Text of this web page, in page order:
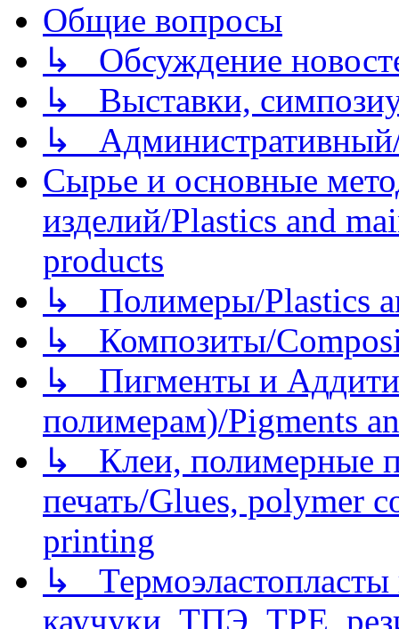
Общие вопросы
↳ Обсуждение
↳ Выставки,
↳
Сырье и основные
изделий/Plastics and
products
↳ Полимеры/Plastics
↳ Композиты/
↳ Пигменты и
полимерам)/Pigments
↳ Клеи, полимерные
печать/Glues, polymer
printing
↳
каучуки, ТПЭ, TPE,